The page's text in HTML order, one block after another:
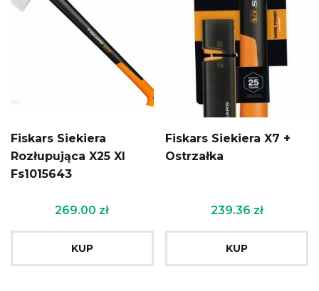
Fiskars Siekiera
Rozłupująca X25 Xl
Fs1015643
269.00 zł
KUP
Fiskars Siekiera X7 +
Ostrzałka
239.36 zł
KUP